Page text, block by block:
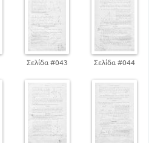
Σελίδα #043 Σελίδα #044